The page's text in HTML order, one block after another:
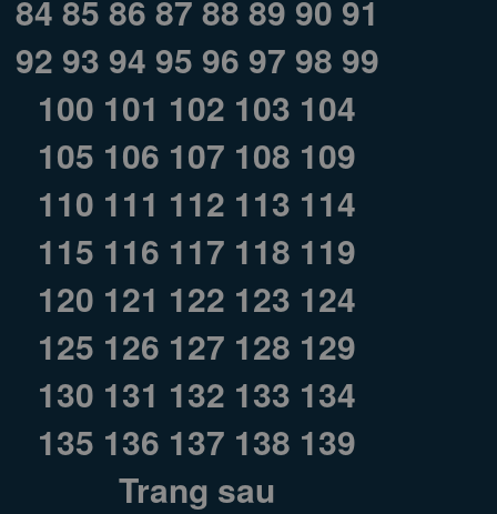
84 85 86 87 88 89 90 91
92 93 94 95 96 97 98 99
100 101 102 103 104
105 106 107 108 109
110 111 112 113 114
115 116 117 118 119
120 121 122 123 124
125 126 127 128 129
130 131 132 133 134
135 136 137 138 139
Trang sau